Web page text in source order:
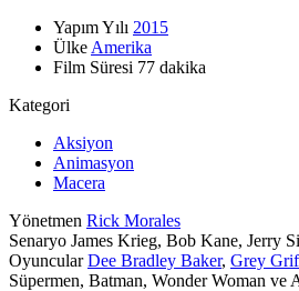
Yapım Yılı 2015
Ülke Amerika
Film Süresi 77 dakika
Kategori
Aksiyon
Animasyon
Macera
Yönetmen Rick Morales
Senaryo James Krieg, Bob Kane, Jerry
Oyuncular Dee Bradley Baker, Grey
Süpermen, Batman, Wonder Woman ve